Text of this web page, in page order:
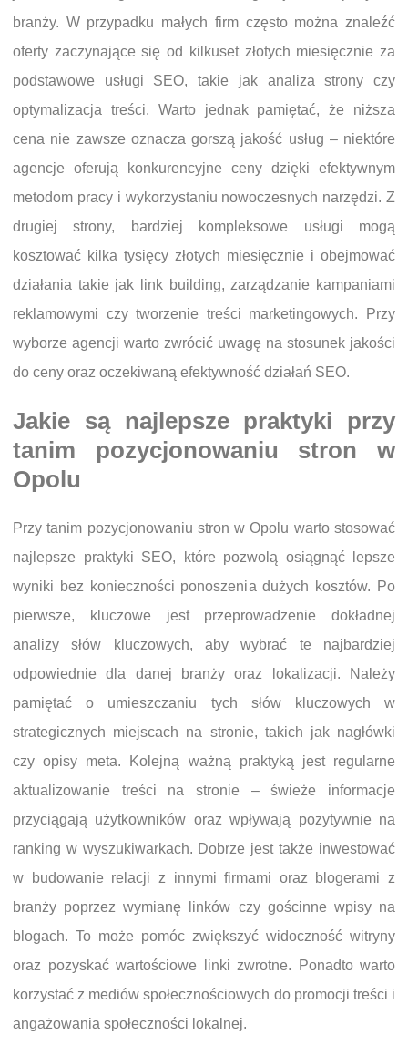
branży. W przypadku małych firm często można znaleźć
oferty zaczynające się od kilkuset złotych miesięcznie za
podstawowe usługi SEO, takie jak analiza strony czy
optymalizacja treści. Warto jednak pamiętać, że niższa
cena nie zawsze oznacza gorszą jakość usług – niektóre
agencje oferują konkurencyjne ceny dzięki efektywnym
metodom pracy i wykorzystaniu nowoczesnych narzędzi. Z
drugiej strony, bardziej kompleksowe usługi mogą
kosztować kilka tysięcy złotych miesięcznie i obejmować
działania takie jak link building, zarządzanie kampaniami
reklamowymi czy tworzenie treści marketingowych. Przy
wyborze agencji warto zwrócić uwagę na stosunek jakości
do ceny oraz oczekiwaną efektywność działań SEO.
Jakie są najlepsze praktyki przy
tanim pozycjonowaniu stron w
Opolu
Przy tanim pozycjonowaniu stron w Opolu warto stosować
najlepsze praktyki SEO, które pozwolą osiągnąć lepsze
wyniki bez konieczności ponoszenia dużych kosztów. Po
pierwsze, kluczowe jest przeprowadzenie dokładnej
analizy słów kluczowych, aby wybrać te najbardziej
odpowiednie dla danej branży oraz lokalizacji. Należy
pamiętać o umieszczaniu tych słów kluczowych w
strategicznych miejscach na stronie, takich jak nagłówki
czy opisy meta. Kolejną ważną praktyką jest regularne
aktualizowanie treści na stronie – świeże informacje
przyciągają użytkowników oraz wpływają pozytywnie na
ranking w wyszukiwarkach. Dobrze jest także inwestować
w budowanie relacji z innymi firmami oraz blogerami z
branży poprzez wymianę linków czy gościnne wpisy na
blogach. To może pomóc zwiększyć widoczność witryny
oraz pozyskać wartościowe linki zwrotne. Ponadto warto
korzystać z mediów społecznościowych do promocji treści i
angażowania społeczności lokalnej.